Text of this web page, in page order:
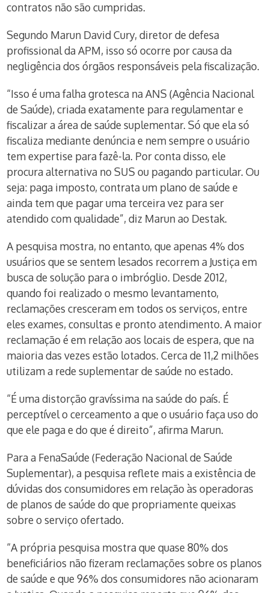
contratos não são cumpridas.
Segundo Marun David Cury, diretor de defesa
profissional da APM, isso só ocorre por causa da
negligência dos órgãos responsáveis pela fiscalização.
“Isso é uma falha grotesca na ANS (Agência Nacional
de Saúde), criada exatamente para regulamentar e
fiscalizar a área de saúde suplementar. Só que ela só
fiscaliza mediante denúncia e nem sempre o usuário
tem expertise para fazê-la. Por conta disso, ele
procura alternativa no SUS ou pagando particular. Ou
seja: paga imposto, contrata um plano de saúde e
ainda tem que pagar uma terceira vez para ser
atendido com qualidade”, diz Marun ao Destak.
A pesquisa mostra, no entanto, que apenas 4% dos
usuários que se sentem lesados recorrem a Justiça em
busca de solução para o imbróglio. Desde 2012,
quando foi realizado o mesmo levantamento,
reclamações cresceram em todos os serviços, entre
eles exames, consultas e pronto atendimento. A maior
reclamação é em relação aos locais de espera, que na
maioria das vezes estão lotados. Cerca de 11,2 milhões
utilizam a rede suplementar de saúde no estado.
“É uma distorção gravíssima na saúde do país. É
perceptível o cerceamento a que o usuário faça uso do
que ele paga e do que é direito”, afirma Marun.
Para a FenaSaúde (Federação Nacional de Saúde
Suplementar), a pesquisa reflete mais a existência de
dúvidas dos consumidores em relação às operadoras
de planos de saúde do que propriamente queixas
sobre o serviço ofertado.
“A própria pesquisa mostra que quase 80% dos
beneficiários não fizeram reclamações sobre os planos
de saúde e que 96% dos consumidores não acionaram